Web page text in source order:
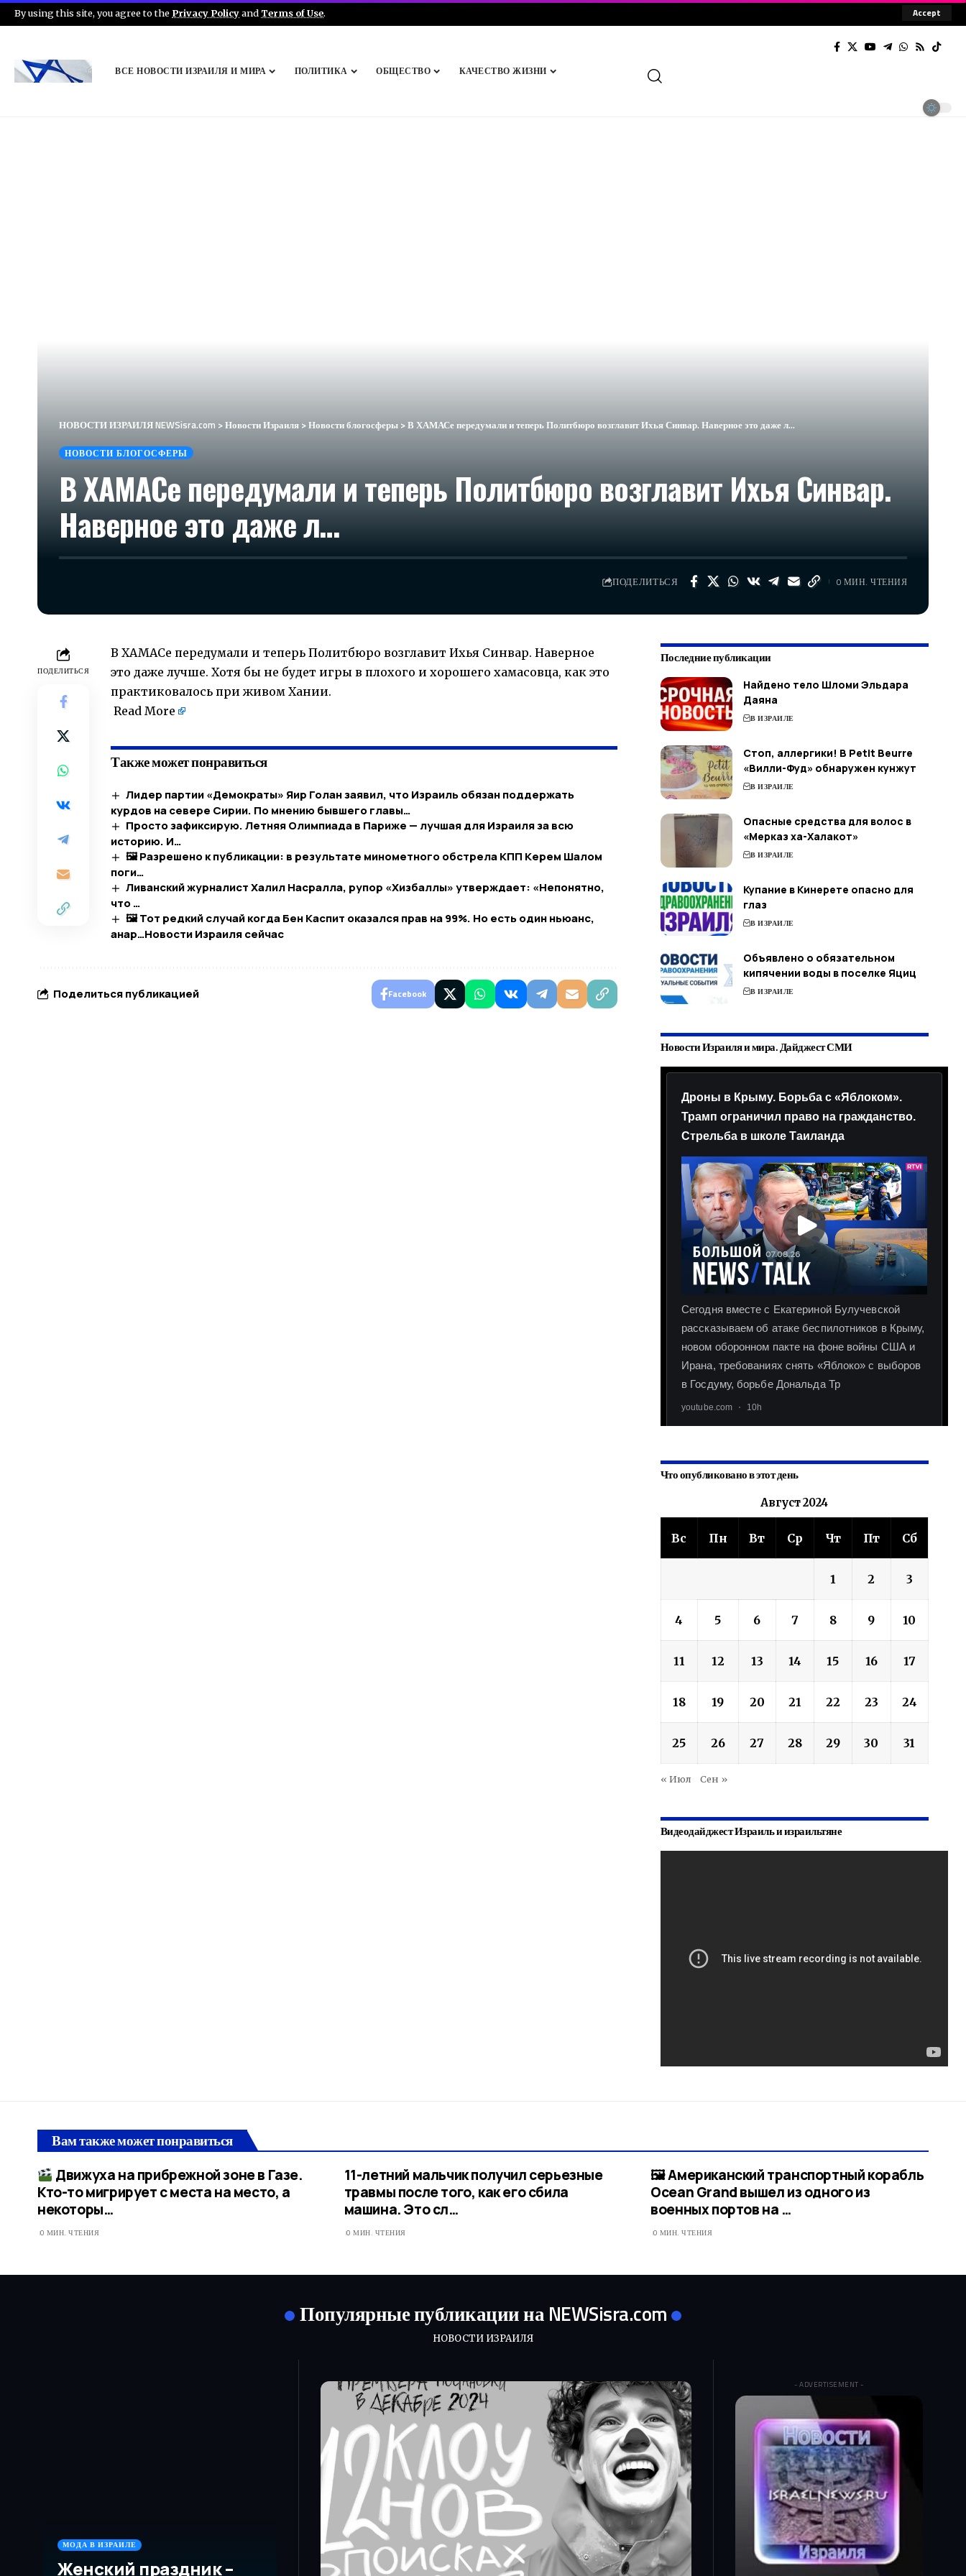
By using this site, you agree to the Privacy Policyand Terms of Use. Accept
ВСЕ НОВОСТИ ИЗРАИЛЯ И МИРА ПОЛИТИКА ОБЩЕСТВО КАЧЕСТВО ЖИЗНИ
НОВОСТИ ИЗРАИЛЯ NEWSisra.com >Новости Израиля >Новости блогосферы >В ХАМАСе передумали и теперь Политбюро возглавит Ихья Синвар. Наверное это даже л…
НОВОСТИ БЛОГОСФЕРЫ
В ХАМАСе передумали и теперь Политбюро возглавит Ихья Синвар.
Наверное это даже л…
ПОДЕЛИТЬСЯ 0 МИН. ЧТЕНИЯ
ПОДЕЛИТЬСЯ
В ХАМАСе передумали и теперь Политбюро возглавит Ихья Синвар. Наверное
это даже лучше. Хотя бы не будет игры в плохого и хорошего хамасовца, как это
практиковалось при живом Хании.
Read More
Также может понравиться
Лидер партии «Демократы» Яир Голан заявил, что Израиль обязан поддержать
курдов на севере Сирии. По мнению бывшего главы…
Просто зафиксирую. Летняя Олимпиада в Париже — лучшая для Израиля за всю
историю. И…
🖼 Разрешено к публикации: в результате минометного обстрела КПП Керем Шалом
поги…
Ливанский журналист Халил Насралла, рупор «Хизбаллы» утверждает: «Непонятно,
что …
🖼 Тот редкий случай когда Бен Каспит оказался прав на 99%. Но есть один ньюанс,
анар…​Новости Израиля сейчас
Поделиться публикацией Facebook
Последние публикации
Найдено тело Шломи Эльдара
Даяна
В ИЗРАИЛЕ
Стоп, аллергики! В Petit Beurre
«Вилли-Фуд» обнаружен кунжут
В ИЗРАИЛЕ
Опасные средства для волос в
«Мерказ ха-Халакот»
В ИЗРАИЛЕ
Купание в Кинерете опасно для
глаз
В ИЗРАИЛЕ
Объявлено о обязательном
кипячении воды в поселке Яциц
В ИЗРАИЛЕ
Новости Израиля и мира. Дайджест СМИ
Что опубликовано в этот день
Август 2024
Вс Пн Вт Ср Чт Пт Сб
1 2 3
4 5 6 7 8 9 10
11 12 13 14 15 16 17
18 19 20 21 22 23 24
25 26 27 28 29 30 31
« Июл Сен »
Видеодайджест Израиль и израильтяне
Вам также может понравиться
Движуха на прибрежной зоне в Газе.
Кто-то мигрирует с места на место, а
некоторы…
0 МИН. ЧТЕНИЯ
11-летний мальчик получил серьезные
травмы после того, как его сбила
машина. Это сл…
0 МИН. ЧТЕНИЯ
🖼 Американский транспортный корабль
Ocean Grand вышел из одного из
военных портов на …
0 МИН. ЧТЕНИЯ
Популярные публикации на NEWSisra.com
НОВОСТИ ИЗРАИЛЯ
МОДА В ИЗРАИЛЕ
Женский праздник –
- ADVERTISEMENT -